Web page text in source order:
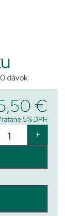
dávok
€
5% DPH
+